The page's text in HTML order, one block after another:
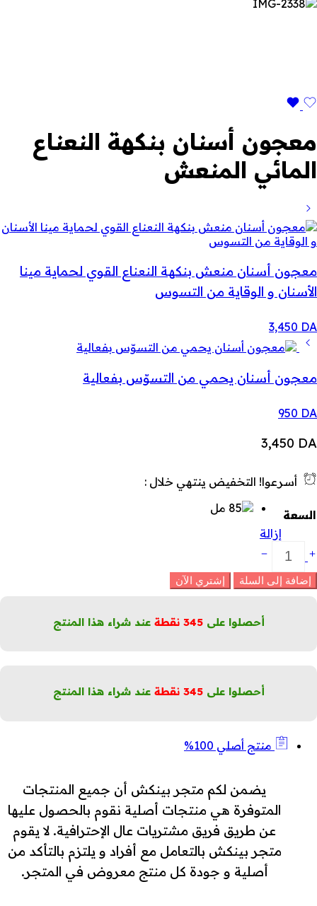
معجون أسنان بنكهة النعناع
المائي المنعش
معجون أسنان منعش بنكهة النعناع القوي لحماية مينا
الأسنان و الوقاية من التسوس
3,450 DA
معجون أسنان يحمي من التسوّس بفعالية
950 DA
3,450 DA
أسرعوا! التخفيض ينتهي خلال :
السعة
إزالة
أسنان
بنكهة
النعناع
إضافة إلى السلة إشتري الآن
أحصلوا على345 نقطة عند شراء هذا المنتج
أحصلوا على345 نقطة عند شراء هذا المنتج
منتج أصلي 100%
يضمن لكم متجر بينكش أن جميع المنتجات
المتوفرة هي منتجات أصلية نقوم بالحصول عليها
عن طريق فريق مشتريات عال الإحترافية. لا يقوم
متجر بينكش بالتعامل مع أفراد و يلتزم بالتأكد من
أصلية و جودة كل منتج معروض في المتجر.